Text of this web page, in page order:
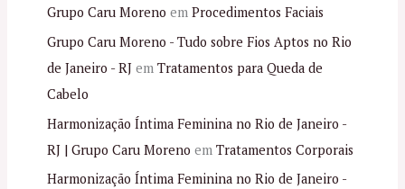
Grupo Caru Moreno em Procedimentos Faciais
Grupo Caru Moreno - Tudo sobre Fios Aptos no Rio
de Janeiro - RJem Tratamentos para Queda de
Cabelo
Harmonização Íntima Feminina no Rio de Janeiro -
RJ | Grupo Caru Moreno em Tratamentos Corporais
Harmonização Íntima Feminina no Rio de Janeiro -